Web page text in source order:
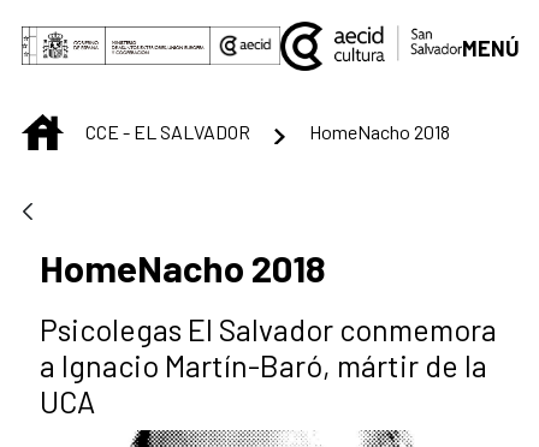
Saltar al contenido principal
MENÚ
INICIOCCE - EL SALVADOR HomeNacho 2018
HomeNacho 2018
Psicolegas El Salvador conmemora
a Ignacio Martín-Baró, mártir de la
UCA